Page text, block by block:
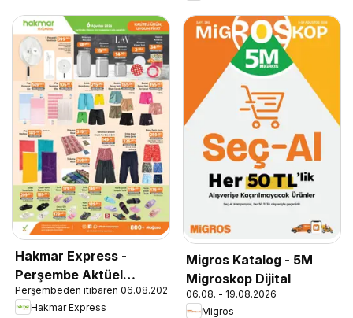
Hakmar Express -
Perşembe Aktüel
Ürünler
Perşembeden itibaren 06.08.2026
Hakmar Express
Migros Katalog - 5M
Migroskop Dijital
06.08. - 19.08.2026
Migros